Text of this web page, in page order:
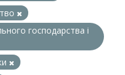
господарства і